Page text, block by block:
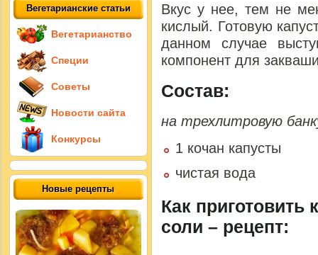
Вкус у нее, тем не
кислый. Готовую
данном случае
компонент для
Состав:
на трехлитровую
1 кочан капусты
чистая вода
Как приготовить
соли – рецепт:
Вегетарианские статьи
Вегетарианство
Специи
Советы
Новости сайта
Конкурсы
Новые рецепты